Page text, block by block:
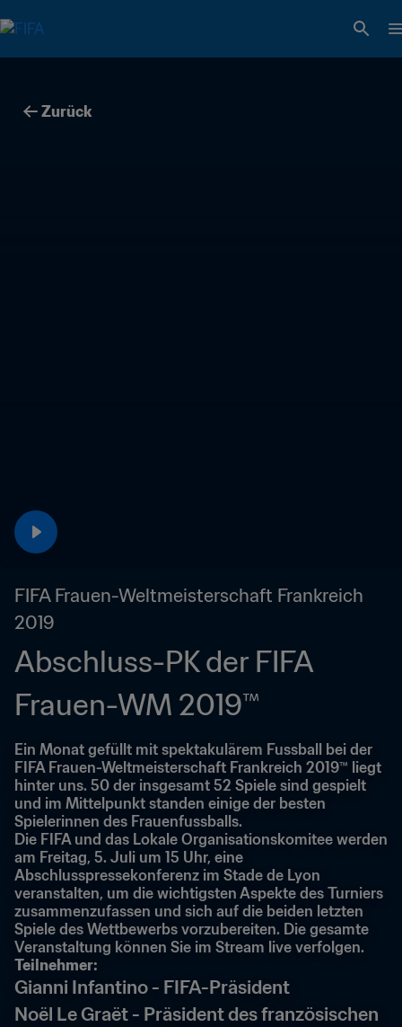
Zurück
FIFA Frauen-Weltmeisterschaft Frankreich
2019
Abschluss-PK der FIFA
Frauen-WM 2019™
Ein Monat gefüllt mit spektakulärem Fussball bei der
FIFA Frauen-Weltmeisterschaft Frankreich 2019™ liegt
hinter uns. 50 der insgesamt 52 Spiele sind gespielt
und im Mittelpunkt standen einige der besten
Spielerinnen des Frauenfussballs.
Die FIFA und das Lokale Organisationskomitee werden
am Freitag, 5. Juli um 15 Uhr, eine
Abschlusspressekonferenz im Stade de Lyon
veranstalten, um die wichtigsten Aspekte des Turniers
zusammenzufassen und sich auf die beiden letzten
Spiele des Wettbewerbs vorzubereiten. Die gesamte
Veranstaltung können Sie im Stream live verfolgen.
Teilnehmer:
Gianni Infantino - FIFA-Präsident
Noël Le Graët - Präsident des französischen